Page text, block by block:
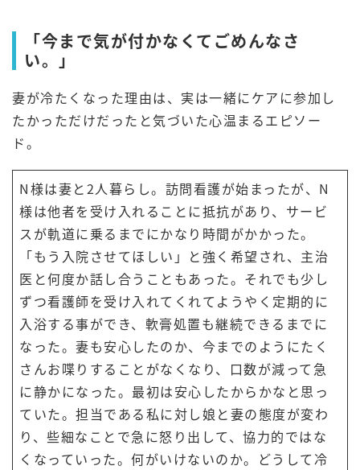
「今まで気が付かなくてごめんなさ
い。」
妻が冷たくなった理由は、実は一緒にケアに参加し
たかっただけだったと気づいた心温まるエピソー
ド。
N様は妻と2人暮らし。訪問看護が始まったが、N
様は他者を受け入れることに抵抗があり、サービ
スが軌道に乗るまでにかなり時間がかかった。
「もう入院させてほしい」と強く希望され、主治
医と何度か話し合うこともあった。それでも少し
ずつ看護師を受け入れてくれてようやく定期的に
入浴する事ができ、軟膏処置も継続できるまでに
なった。妻も安心したのか、今までのようにたく
さんお喋りすることがなくなり、口数が減って急
に静かになった。最初は安心したからかなと思っ
ていた。担当である私に対し娘と妻の態度が変わ
り、些細なことで急に怒り出して、協力的ではな
くなっていった。何がいけないのか。どうして冷